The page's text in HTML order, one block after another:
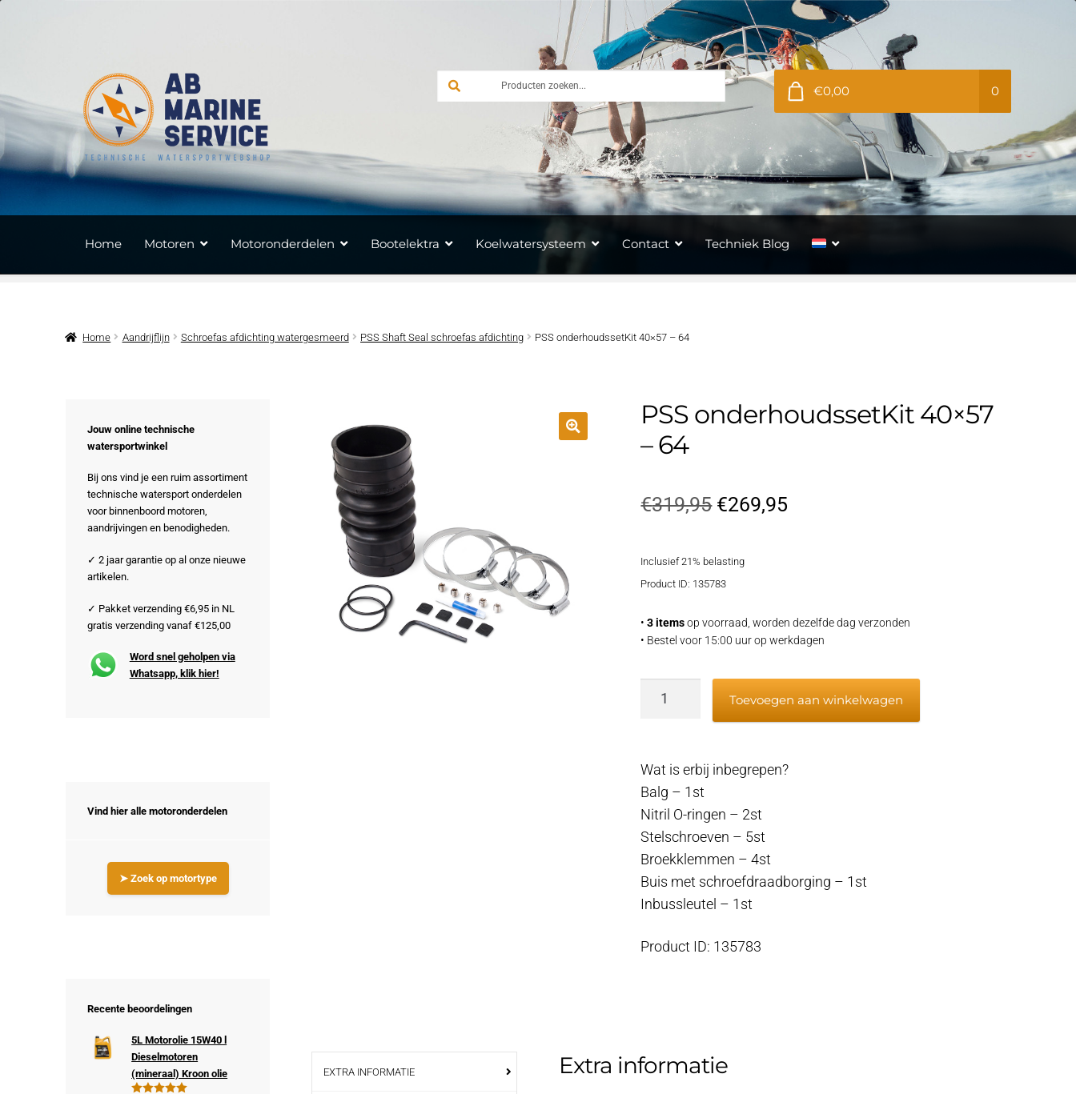
navigatie
inhoud
€0,00 0
Home Motoren Motoronderdelen Bootelektra Koelwatersysteem Contact Techniek Blog
Home Aandrijflijn Schroefas afdichting watergesmeerd PSS Shaft Seal schroefas afdichting PSS onderhoudssetKit 40×57 – 64
PSS onderhoudssetKit 40×57
– 64
€319,95 Oorspronkelijke
was:
€269,95
Inclusief 21% belasting
Product ID: 135783
•3 itemsop voorraad, worden dezelfde dag verzonden
• Bestel voor 15:00 uur op werkdagen
PSS
64
aantal
Toevoegen aan winkelwagen
Wat is erbij inbegrepen?
Balg – 1st
Nitril O-ringen – 2st
Stelschroeven – 5st
Broekklemmen – 4st
Buis met schroefdraadborging – 1st
Inbussleutel – 1st
Product ID: 135783
EXTRA INFORMATIE Extra informatie
Jouw online technische
watersportwinkel
Bij ons vind je een ruim assortiment
technische watersport onderdelen
voor binnenboord motoren,
aandrijvingen en benodigheden.
✓ 2 jaar garantie op al onze nieuwe
artikelen.
✓ Pakket verzending €6,95 in NL
gratis verzending vanaf €125,00
Word snel geholpen via
Whatsapp, klik hier!
Vind hier alle motoronderdelen
➤ Zoek op motortype
Recente beoordelingen
5L Motorolie 15W40 l
Dieselmotoren
(mineraal) Kroon olie